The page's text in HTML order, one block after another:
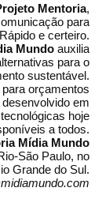
Mentoria,
para
e certeiro.
Mundo auxilia
para o
sustentável.
orçamentos
em
hoje
a todos.
Mídia Mundo
São Paulo, no
Grande do Sul.